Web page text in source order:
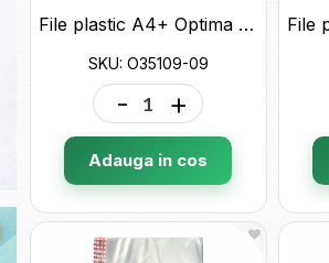
File plastic A4+ Optima 40mk (20buc) roz O35109-09
SKU: O35109-09
- +
Adauga in cos